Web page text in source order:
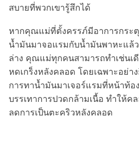
สบายที่พวกเขารู้สึกได้
หากคุณแม่ที่ตั้งครรภ์มีอาการกระ
น้ำมันมาจอแรมกับน้ำมันพาหะแล้
ล่าง คุณแม่ทุกคนสามารถทำเช่นเ
หดเกร็งหลังคลอด โดยเฉพาะอย่า
การทาน้ำมันมาเจอร์แรมที่หน้าท้อ
บรรเทาการปวดกล้ามเนื้อ ทำให้ค
ลดการเป็นตะคริวหลังคลอด